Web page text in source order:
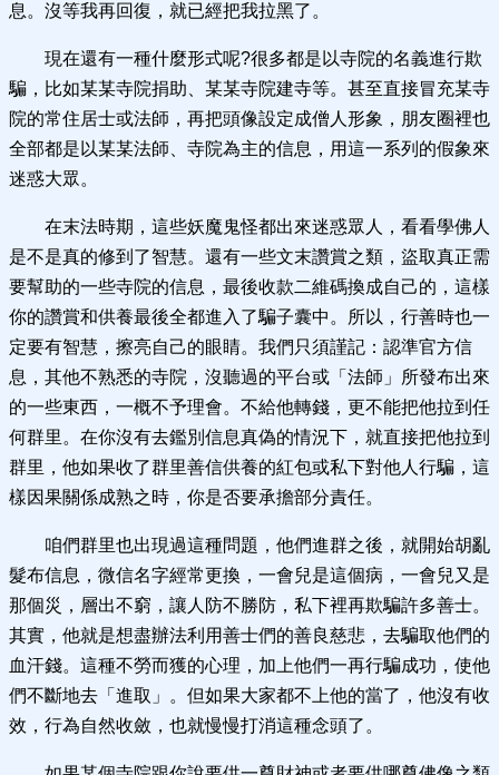
息。沒等我再回復，就已經把我拉黑了。
現在還有一種什麼形式呢?很多都是以寺院的名義進行欺
騙，比如某某寺院捐助、某某寺院建寺等。甚至直接冒充某寺
院的常住居士或法師，再把頭像設定成僧人形象，朋友圈裡也
全部都是以某某法師、寺院為主的信息，用這一系列的假象來
迷惑大眾。
在末法時期，這些妖魔鬼怪都出來迷惑眾人，看看學佛人
是不是真的修到了智慧。還有一些文末讚賞之類，盜取真正需
要幫助的一些寺院的信息，最後收款二維碼換成自己的，這樣
你的讚賞和供養最後全都進入了騙子囊中。所以，行善時也一
定要有智慧，擦亮自己的眼睛。我們只須謹記：認準官方信
息，其他不熟悉的寺院，沒聽過的平台或「法師」所發布出來
的一些東西，一概不予理會。不給他轉錢，更不能把他拉到任
何群里。在你沒有去鑑別信息真偽的情況下，就直接把他拉到
群里，他如果收了群里善信供養的紅包或私下對他人行騙，這
樣因果關係成熟之時，你是否要承擔部分責任。
咱們群里也出現過這種問題，他們進群之後，就開始胡亂
髮布信息，微信名字經常更換，一會兒是這個病，一會兒又是
那個災，層出不窮，讓人防不勝防，私下裡再欺騙許多善士。
其實，他就是想盡辦法利用善士們的善良慈悲，去騙取他們的
血汗錢。這種不勞而獲的心理，加上他們一再行騙成功，使他
們不斷地去「進取」。但如果大家都不上他的當了，他沒有收
效，行為自然收斂，也就慢慢打消這種念頭了。